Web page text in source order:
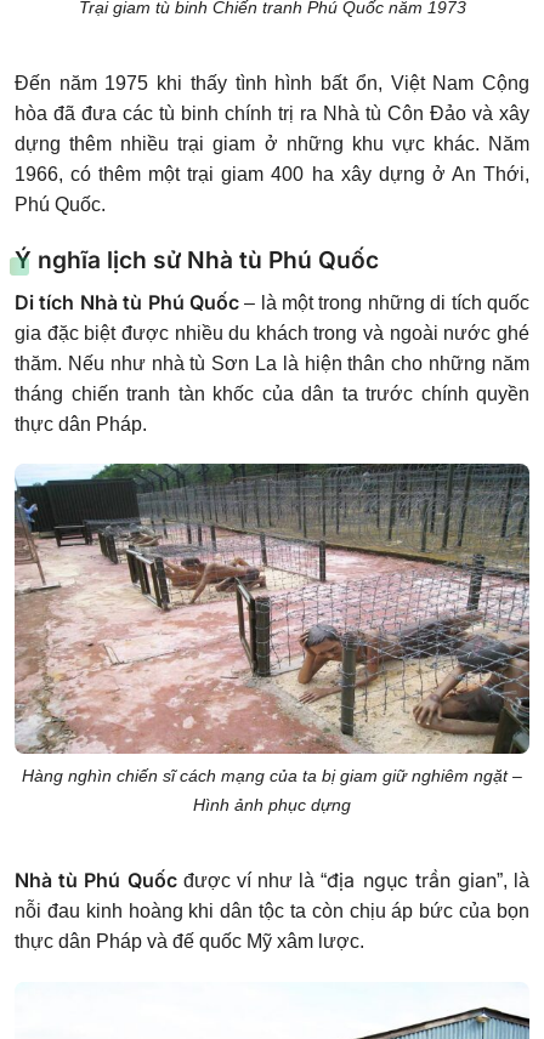
Trại giam tù binh Chiến tranh Phú Quốc năm 1973
Đến năm 1975 khi thấy tình hình bất ổn, Việt Nam Cộng
hòa đã đưa các tù binh chính trị ra Nhà tù Côn Đảo và xây
dựng thêm nhiều trại giam ở những khu vực khác. Năm
1966, có thêm một trại giam 400 ha xây dựng ở An Thới,
Phú Quốc.
Ý nghĩa lịch sử Nhà tù Phú Quốc
Di tích Nhà tù Phú Quốc– là một trong những di tích quốc
gia đặc biệt được nhiều du khách trong và ngoài nước ghé
thăm. Nếu như nhà tù Sơn La là hiện thân cho những năm
tháng chiến tranh tàn khốc của dân ta trước chính quyền
thực dân Pháp.
Hàng nghìn chiến sĩ cách mạng của ta bị giam giữ nghiêm ngặt –
Hình ảnh phục dựng
Nhà tù Phú Quốcđược ví như là “địa ngục trần gian”, là
nỗi đau kinh hoàng khi dân tộc ta còn chịu áp bức của bọn
thực dân Pháp và đế quốc Mỹ xâm lược.